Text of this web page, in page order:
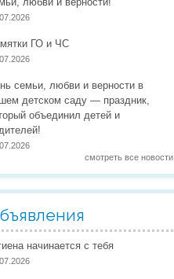
по присмотру и уходу
праздники
работыГО и ЧС
семьи, любви и верности в
детском саду — праздник,
объединил детей и
смотреть все новости
начинается с тебя